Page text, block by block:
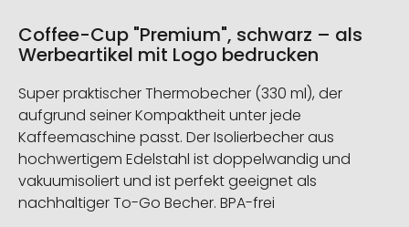
Coffee-Cup "Premium", schwarz – als
Werbeartikel mit Logo bedrucken
Super praktischer Thermobecher (330 ml), der
aufgrund seiner Kompaktheit unter jede
Kaffeemaschine passt. Der Isolierbecher aus
hochwertigem Edelstahl ist doppelwandig und
vakuumisoliert und ist perfekt geeignet als
nachhaltiger To-Go Becher. BPA-frei